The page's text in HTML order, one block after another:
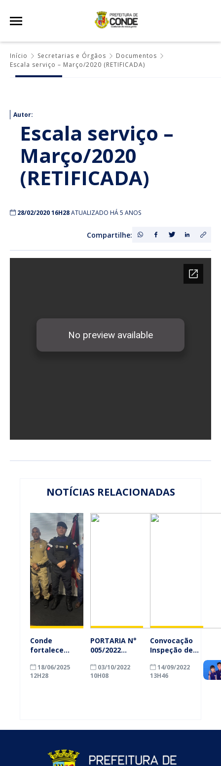
Início Secretarias e Órgãos
Documentos
Escala serviço – Março/2020 (RETIFICADA)
Autor:
Escala serviço –
Março/2020
(RETIFICADA)
28/02/2020 16H28ATUALIZADO HÁ 5 ANOS
Compartilhe:
NOTÍCIAS RELACIONADAS
Conde
fortalece
a Polícia
Militar para
18/06/2025
12H28
PORTARIA N°
005/2022
03/10/2022
10H08
Convocação
Inspeção de
14/09/2022
13H46